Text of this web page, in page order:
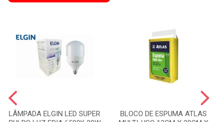
LÂMPADA ELGIN LED SUPER
BLOCO DE ESPUMA ATLAS